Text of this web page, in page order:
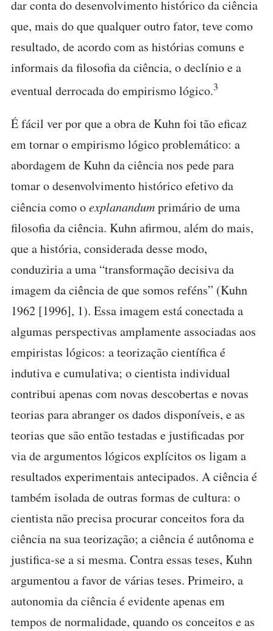
dar conta do desenvolvimento histórico da ciência
que, mais do que qualquer outro fator, teve como
resultado, de acordo com as histórias comuns e
informais da filosofia da ciência, o declínio e a
eventual derrocada do empirismo lógico.3
É fácil ver por que a obra de Kuhn foi tão eficaz
em tornar o empirismo lógico problemático: a
abordagem de Kuhn da ciência nos pede para
tomar o desenvolvimento histórico efetivo da
ciência como oexplanandumprimário de uma
filosofia da ciência. Kuhn afirmou, além do mais,
que a história, considerada desse modo,
conduziria a uma “transformação decisiva da
imagem da ciência de que somos reféns” (Kuhn
1962 [1996], 1). Essa imagem está conectada a
algumas perspectivas amplamente associadas aos
empiristas lógicos: a teorização científica é
indutiva e cumulativa; o cientista individual
contribui apenas com novas descobertas e novas
teorias para abranger os dados disponíveis, e as
teorias que são então testadas e justificadas por
via de argumentos lógicos explícitos os ligam a
resultados experimentais antecipados. A ciência é
também isolada de outras formas de cultura: o
cientista não precisa procurar conceitos fora da
ciência na sua teorização; a ciência é autônoma e
justifica-se a si mesma. Contra essas teses, Kuhn
argumentou a favor de várias teses. Primeiro, a
autonomia da ciência é evidente apenas em
tempos de normalidade, quando os conceitos e as